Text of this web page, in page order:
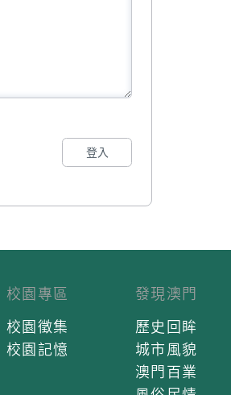
登入
校園專區
校園徵集
校園記憶
發現澳門
歷史回眸
城市風貌
澳門百業